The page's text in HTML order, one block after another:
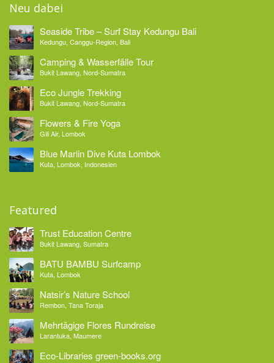
Neu dabei
Seaside Tribe – Surf Stay Kedungu Bali
Kedungu, Canggu-Region, Bali
Camping & Wasserfälle Tour
Bukit Lawang, Nord-Sumatra
Eco Jungle Trekking
Bukit Lawang, Nord-Sumatra
Flowers & Fire Yoga
Gili Air, Lombok
Blue Marlin Dive Kuta Lombok
Kuta, Lombok, Indonesien
Featured
Trust Education Centre
Bukit Lawang, Sumatra
BATU BAMBU Surfcamp
Kuta, Lombok
Natsir’s Nature School
Rembon, Tana Toraja
Mehrtägige Flores Rundreise
Larantuka, Maumere
Eco-Libraries green-books.org